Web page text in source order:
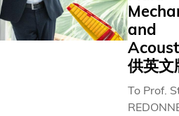
家科學院
刊》
（PNAS
上發表，
究團隊將
新的體外
泡重組技
因組到功
全面分析
析其如何
互補、代
抗氧化防
抵禦與免
and
供英文
To Prof.